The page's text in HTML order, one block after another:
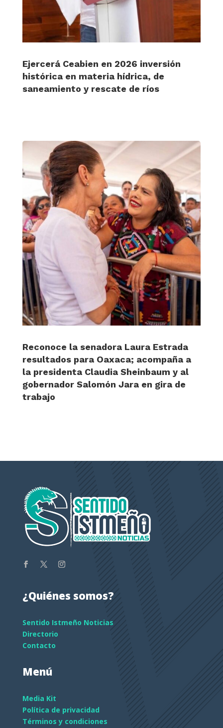
Ejercerá Ceabien en 2026 inversión
histórica en materia hídrica, de
saneamiento y rescate de ríos
Reconoce la senadora Laura Estrada
resultados para Oaxaca; acompaña a
la presidenta Claudia Sheinbaum y al
gobernador Salomón Jara en gira de
trabajo
¿Quiénes somos?
Sentido Istmeño Noticias
Directorio
Contacto
Menú
Media Kit
Política de privacidad
Términos y condiciones